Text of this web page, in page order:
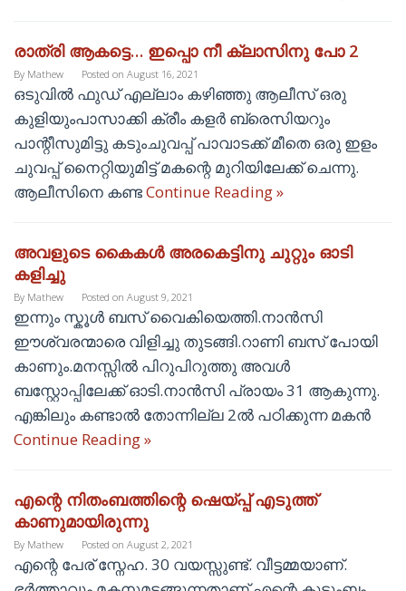
രാത്രി ആകട്ടെ… ഇപ്പൊ നീ ക്ലാസിനു പോ 2
By Mathew Posted on August 16, 2021
ഒടുവിൽ ഫുഡ് എല്ലാം കഴിഞ്ഞു ആലീസ് ഒരു
കുളിയുംപാസാക്കി ക്രീം കളർ ബ്രെസിയറും
പാന്റീസുമിട്ടു കടുംചുവപ്പ് പാവാടക്ക് മീതെ ഒരു ഇളം
ചുവപ്പ് നൈറ്റിയുമിട്ട് മകന്റെ മുറിയിലേക്ക് ചെന്നു.
ആലീസിനെ കണ്ടContinue Reading »
അവളുടെ കൈകൾ അരകെട്ടിനു ചുറ്റും ഓടി
കളിച്ചു
By Mathew Posted on August 9, 2021
ഇന്നും സ്കൂൾ ബസ്‌ വൈകിയെത്തി.നാൻസി
ഈശ്വരന്മാരെ വിളിച്ചു തുടങ്ങി.റാണി ബസ്‌ പോയി
കാണും.മനസ്സിൽ പിറുപിറുത്തു അവൾ
ബസ്റ്റോപ്പിലേക്ക് ഓടി.നാൻസി പ്രായം 31 ആകുന്നു.
എങ്കിലും കണ്ടാൽ തോന്നില്ല 2ൽ പഠിക്കുന്ന മകൻ
Continue Reading »
എന്റെ നിതംബത്തിന്റെ ഷെയ്പ്പ് എടുത്ത്
കാണുമായിരുന്നു
By Mathew Posted on August 2, 2021
എന്റെ പേര് സ്നേഹ. 30 വയസ്സുണ്ട്. വീട്ടമ്മയാണ്.